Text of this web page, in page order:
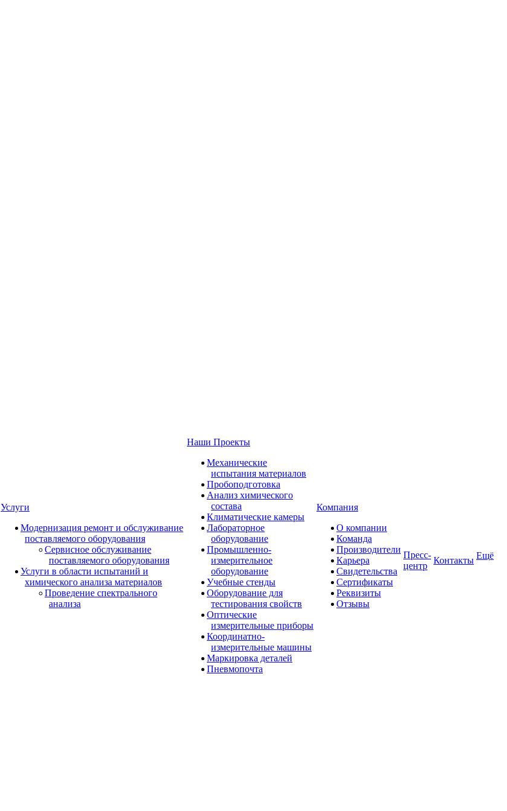
Услуги
Модернизация ремонт и обслуживание
поставляемого оборудования
Сервисное обслуживание
поставляемого оборудования
Услуги в области испытаний и
химического анализа материалов
Проведение спектрального
анализа
Наши Проекты
Механические
испытания материалов
Пробоподготовка
Анализ химического
состава
Климатические камеры
Лабораторное
оборудование
Промышленно-
измерительное
оборудование
Учебные стенды
Оборудование для
тестирования свойств
Оптические
измерительные приборы
Координатно-
измерительные машины
Маркировка деталей
Пневмопочта
Компания
О компании
Команда
Производители
Карьера
Свидетельства
Сертификаты
Реквизиты
Отзывы
Пресс-
центр
Контакты Ещё